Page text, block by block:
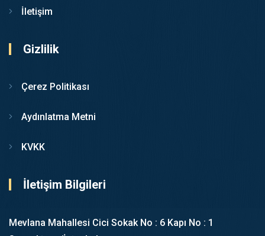
İletişim
Gizlilik
Çerez Politikası
Aydınlatma Metni
KVKK
İletişim Bilgileri
Mevlana Mahallesi Cici Sokak No : 6 Kapı No : 1